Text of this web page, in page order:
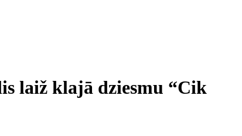
laiž klajā dziesmu “Cik